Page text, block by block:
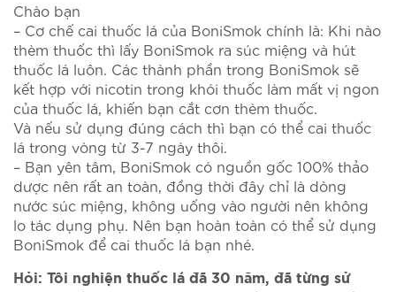
Chào bạn
– Cơ chế cai thuốc lá của BoniSmok chính là: Khi nào
thèm thuốc thì lấy BoniSmok ra súc miệng và hút
thuốc lá luôn. Các thành phần trong BoniSmok sẽ
kết hợp với nicotin trong khói thuốc làm mất vị ngon
của thuốc lá, khiến bạn cắt cơn thèm thuốc.
Và nếu sử dụng đúng cách thì bạn có thể cai thuốc
lá trong vòng từ 3-7 ngày thôi.
– Bạn yên tâm, BoniSmok có nguồn gốc 100% thảo
dược nên rất an toàn, đồng thời đây chỉ là dòng
nước súc miệng, không uống vào người nên không
lo tác dụng phụ. Nên bạn hoàn toàn có thể sử dụng
BoniSmok để cai thuốc lá bạn nhé.
Hỏi: Tôi nghiện thuốc lá đã 30 năm, đã từng sử